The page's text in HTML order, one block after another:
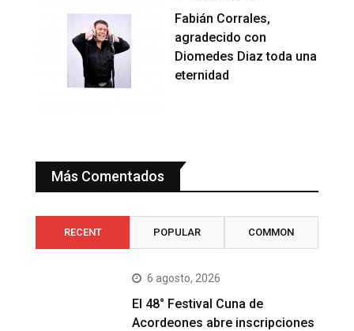
Fabián Corrales,
agradecido con
Diomedes Diaz toda una
eternidad
Más Comentados
RECENT POPULAR COMMON
6 agosto, 2026
El 48° Festival Cuna de
Acordeones abre inscripciones